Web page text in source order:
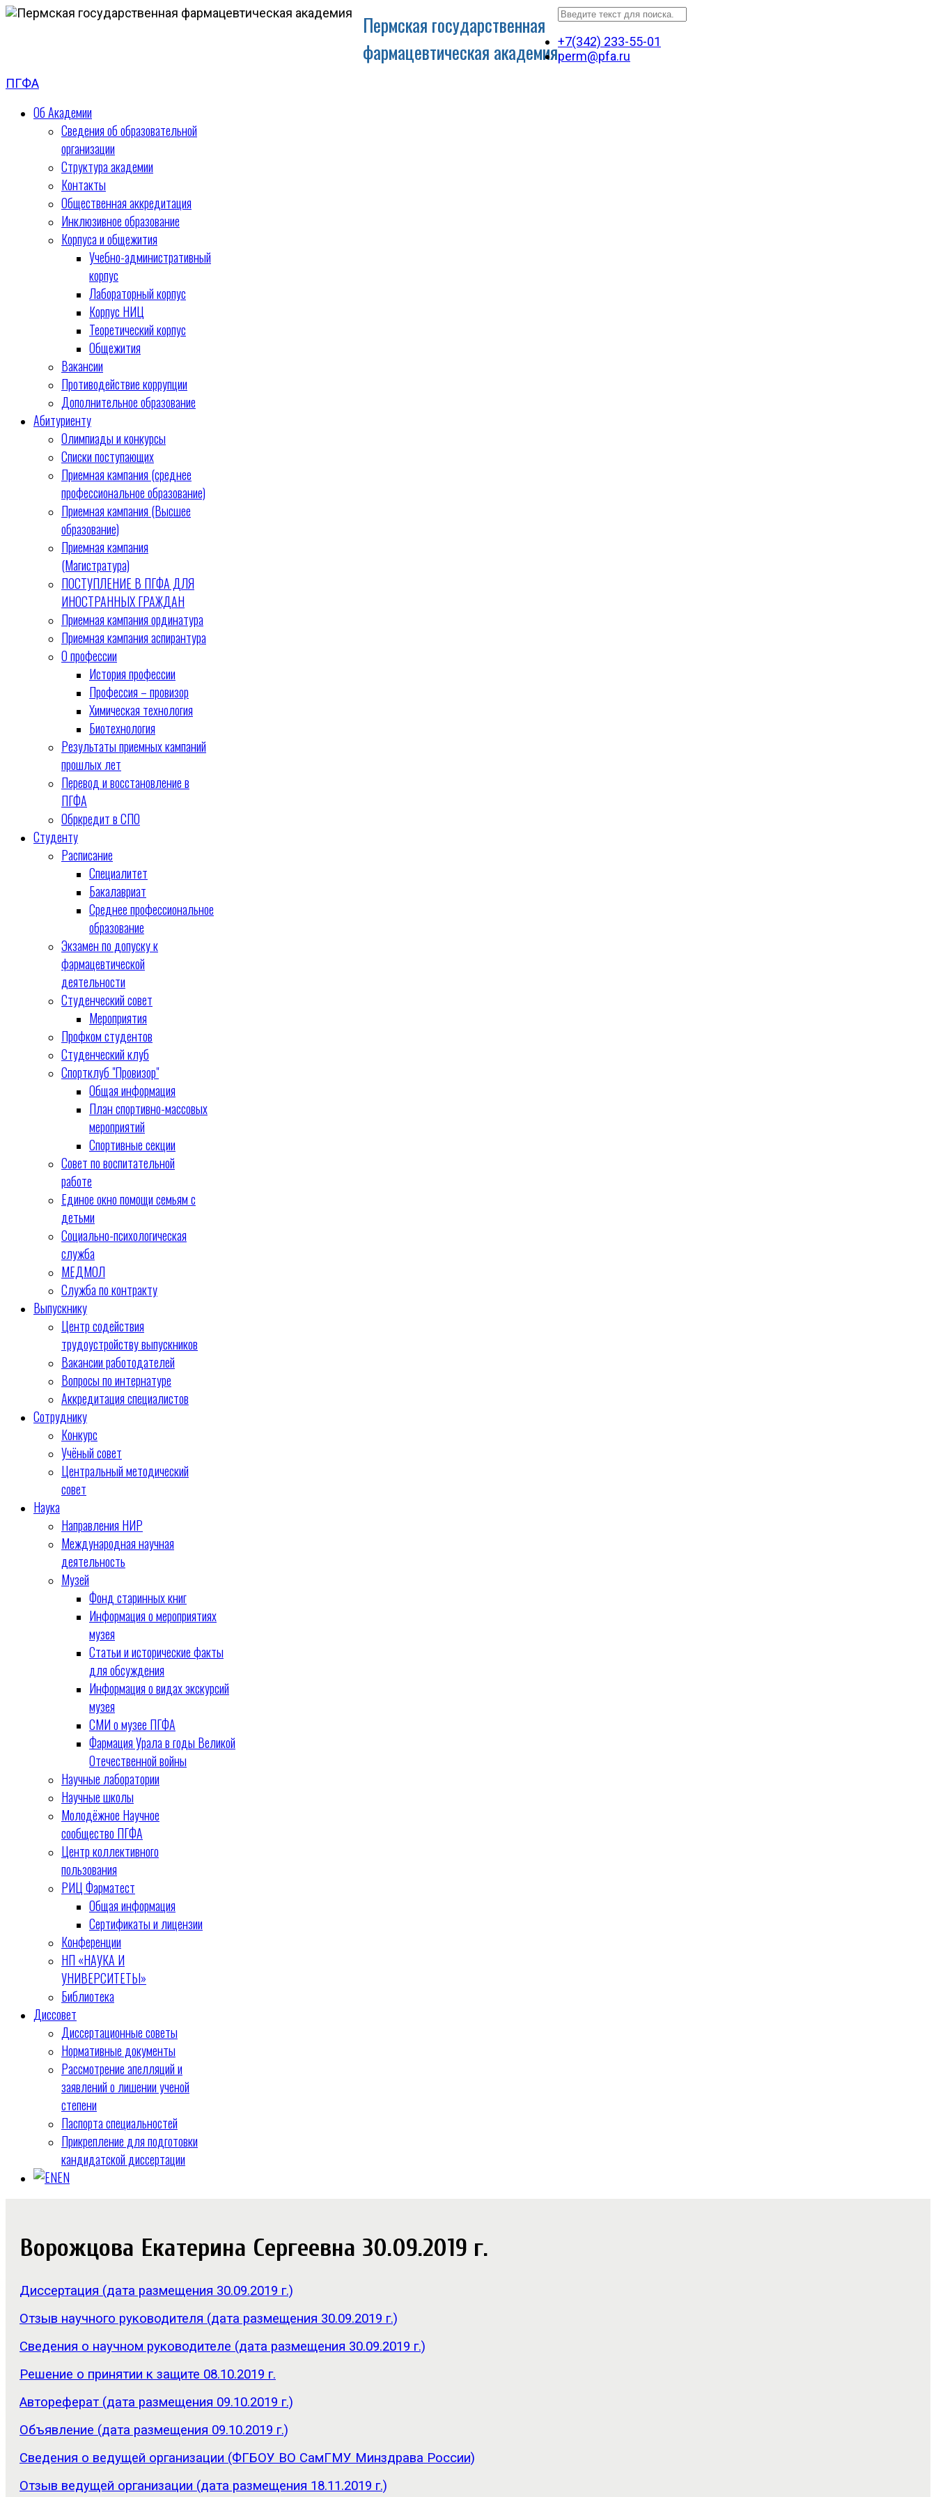
Пермская государственная
фармацевтическая академия+7(342) 233-55-01
perm@pfa.ru
ПГФА
Об Академии
Сведения об образовательной
организации
Структура академии
Контакты
Общественная аккредитация
Инклюзивное образование
Корпуса и общежития
Учебно-административный
корпус
Лабораторный корпус
Корпус НИЦ
Теоретический корпус
Общежития
Вакансии
Противодействие коррупции
Дополнительное образование
Абитуриенту
Олимпиады и конкурсы
Списки поступающих
Приемная кампания (среднее
профессиональное образование)
Приемная кампания (Высшее
образование)
Приемная кампания
(Магистратура)
ПОСТУПЛЕНИЕ В ПГФА ДЛЯ
ИНОСТРАННЫХ ГРАЖДАН
Приемная кампания ординатура
Приемная кампания аспирантура
О профессии
История профессии
Профессия – провизор
Химическая технология
Биотехнология
Результаты приемных кампаний
прошлых лет
Перевод и восстановление в
ПГФА
Обркредит в СПО
Студенту
Расписание
Специалитет
Бакалавриат
Среднее профессиональное
образование
Экзамен по допуску к
фармацевтической
деятельности
Студенческий совет
Мероприятия
Профком студентов
Студенческий клуб
Спортклуб "Провизор"
Общая информация
План спортивно-массовых
мероприятий
Спортивные секции
Совет по воспитательной
работе
Единое окно помощи семьям с
детьми
Социально-психологическая
служба
МЕДМОЛ
Служба по контракту
Выпускнику
Центр содействия
трудоустройству выпускников
Вакансии работодателей
Вопросы по интернатуре
Аккредитация специалистов
Сотруднику
Конкурс
Учёный совет
Центральный методический
совет
Наука
Направления НИР
Международная научная
деятельность
Музей
Фонд старинных книг
Информация о мероприятиях
музея
Статьи и исторические факты
для обсуждения
Информация о видах экскурсий
музея
СМИ о музее ПГФА
Фармация Урала в годы Великой
Отечественной войны
Научные лаборатории
Научные школы
Молодёжное Научное
сообщество ПГФА
Центр коллективного
пользования
РИЦ Фарматест
Общая информация
Сертификаты и лицензии
Конференции
НП «НАУКА И
УНИВЕРСИТЕТЫ»
Библиотека
Диссовет
Диссертационные советы
Нормативные документы
Рассмотрение апелляций и
заявлений о лишении ученой
степени
Паспорта специальностей
Прикрепление для подготовки
кандидатской диссертации
EN
Ворожцова Екатерина Сергеевна 30.09.2019 г.
Диссертация (дата размещения 30.09.2019 г.)
Отзыв научного руководителя (дата размещения 30.09.2019 г.)
Сведения о научном руководителе (дата размещения 30.09.2019 г.)
Решение о принятии к защите 08.10.2019 г.
Автореферат (дата размещения 09.10.2019 г.)
Объявление (дата размещения 09.10.2019 г.)
Сведения о ведущей организации (ФГБОУ ВО CамГМУ Минздрава России)
Отзыв ведущей организации (дата размещения 18.11.2019 г.)